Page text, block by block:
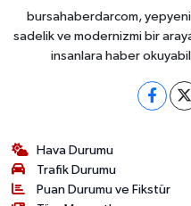
bursahaberdarcom,
sadelik ve modernizmi bir
insanlara haber
Hava Durumu
Trafik Durumu
Puan Durumu ve Fikstür